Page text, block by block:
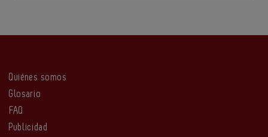
Quiénes somos
Glosario
FAQ
Publicidad